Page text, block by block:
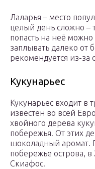
Лаларья – место
целый день сложно –
попасть на неё
заплывать далеко от
рекомендуется из-за
Кукунарьес
Кукунарьес входит в
известен во всей
хвойного дерева
побережья. От этих
шоколадный аромат.
побережье острова,
Скиафос.